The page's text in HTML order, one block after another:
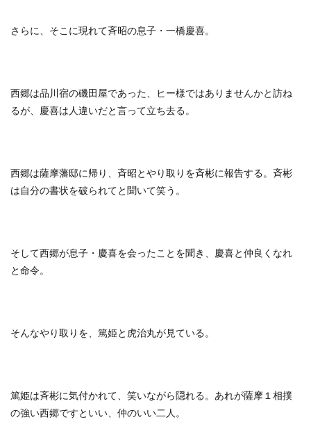
さらに、そこに現れて斉昭の息子・一橋慶喜。
西郷は品川宿の磯田屋であった、ヒー様ではありませんかと訪ね
るが、慶喜は人違いだと言って立ち去る。
西郷は薩摩藩邸に帰り、斉昭とやり取りを斉彬に報告する。斉彬
は自分の書状を破られてと聞いて笑う。
そして西郷が息子・慶喜を会ったことを聞き、慶喜と仲良くなれ
と命令。
そんなやり取りを、篤姫と虎治丸が見ている。
篤姫は斉彬に気付かれて、笑いながら隠れる。あれが薩摩１相撲
の強い西郷ですといい、仲のいい二人。